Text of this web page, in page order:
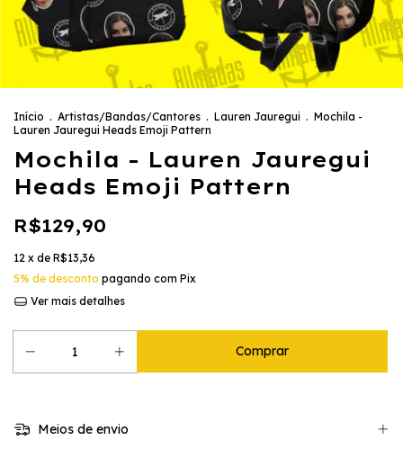
Início . Artistas/Bandas/Cantores . Lauren Jauregui . Mochila -
Lauren Jauregui Heads Emoji Pattern
Mochila - Lauren Jauregui
Heads Emoji Pattern
R$129,90
12 x de R$13,36
5% de desconto pagando com Pix
Ver mais detalhes
Meios de envio